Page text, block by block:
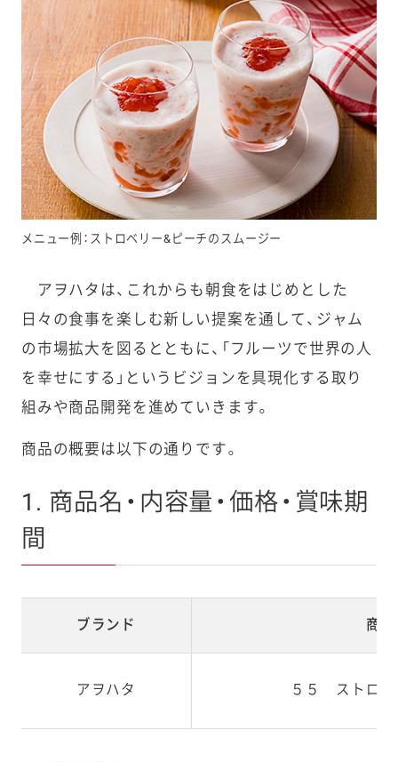
メニュー例：ストロベリー&ピーチのスムージー
アヲハタは、これからも朝食をはじめとした
日々の食事を楽しむ新しい提案を通して、ジャム
の市場拡大を図るとともに、「フルーツで世界の人
を幸せにする」というビジョンを具現化する取り
組みや商品開発を進めていきます。
商品の概要は以下の通りです。
1. 商品名・内容量・価格・賞味期
間
ブランド 商
アヲハタ ５５ ストロベ